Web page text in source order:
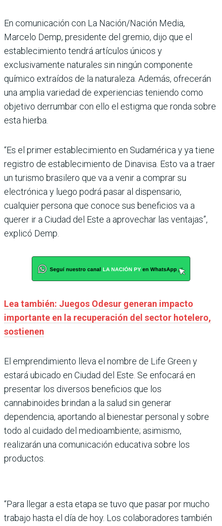
En comunicación con La Nación/Nación Media,
Marcelo Demp, presidente del gremio, dijo que el
establecimiento tendrá artículos únicos y
exclusivamente naturales sin ningún componente
químico extraídos de la naturaleza. Además, ofrecerán
una amplia variedad de experiencias teniendo como
objetivo derrumbar con ello el estigma que ronda sobre
esta hierba.
“Es el primer establecimiento en Sudamérica y ya tiene
registro de establecimiento de Dinavisa. Esto va a traer
un turismo brasilero que va a venir a comprar su
electrónica y luego podrá pasar al dispensario,
cualquier persona que conoce sus beneficios va a
querer ir a Ciudad del Este a aprovechar las ventajas”,
explicó Demp.
Lea también: Juegos Odesur generan impacto
importante en la recuperación del sector hotelero,
sostienen
El emprendimiento lleva el nombre de Life Green y
estará ubicado en Ciudad del Este. Se enfocará en
presentar los diversos beneficios que los
cannabinoides brindan a la salud sin generar
dependencia, aportando al bienestar personal y sobre
todo al cuidado del medioambiente; asimismo,
realizarán una comunicación educativa sobre los
productos.
“Para llegar a esta etapa se tuvo que pasar por mucho
trabajo hasta el día de hoy. Los colaboradores también